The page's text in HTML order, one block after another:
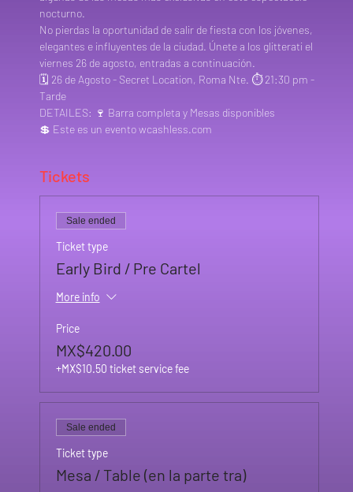
nocturno.
No pierdas la oportunidad de salir de fiesta con los jóvenes,
elegantes e influyentes de la ciudad. Únete a los glitterati el
viernes 26 de agosto, entradas a continuación.
🗓️ 26 de Agosto - Secret Location, Roma Nte. ⏱️ 21:30 pm -
Tarde
DETAILES: 🍷 Barra completa y Mesas disponibles
💲 Este es un evento wcashless.com
Tickets
Sale ended
Ticket type
Early Bird / Pre Cartel
More info
Price
MX$420.00
+MX$10.50 ticket service fee
Sale ended
Ticket type
Mesa / Table (en la parte tra)